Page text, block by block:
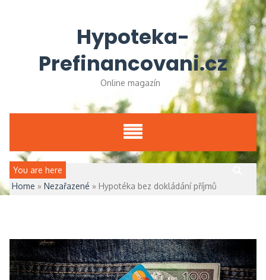
Hypoteka-
Prefinancovani.cz
Online magazín
Vyhledávání
You are here
Home » Nezařazené » Hypotéka bez dokládání příjmů